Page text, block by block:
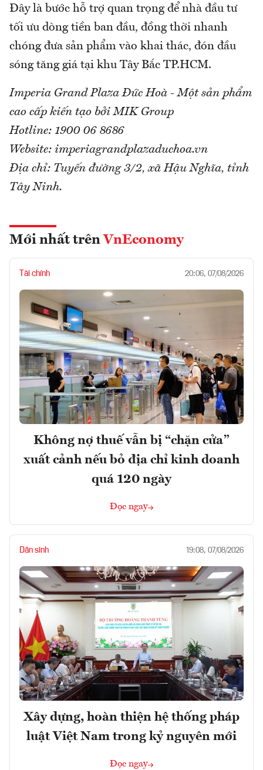
Đây là bước hỗ trợ quan trọng để nhà đầu tư
tối ưu dòng tiền ban đầu, đồng thời nhanh
chóng đưa sản phẩm vào khai thác, đón đầu
sóng tăng giá tại khu Tây Bắc TP.HCM.
Imperia Grand Plaza Đức Hoà - Một sản phẩm
cao cấp kiến tạo bởi MIK Group
Hotline: 1900 06 8686
Website: imperiagrandplazaduchoa.vn
Địa chỉ: Tuyến đường 3/2, xã Hậu Nghĩa, tỉnh
Tây Ninh.
Mới nhất trên VnEconomy
Tài chính 20:06, 07/08/2026
Không nợ thuế vẫn bị “chặn cửa”
xuất cảnh nếu bỏ địa chỉ kinh doanh
quá 120 ngày
Đọc ngay
Dân sinh 19:08, 07/08/2026
Xây dựng, hoàn thiện hệ thống pháp
luật Việt Nam trong kỷ nguyên mới
Đọc ngay